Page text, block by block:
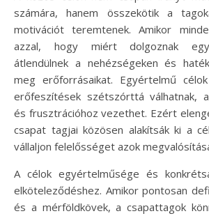
számára, hanem összekötik a
motivációt teremtenek. Amikor
azzal, hogy miért dolgoznak
átlendülnek a nehézségeken és
meg erőforrásaikat. Egyértelmű
erőfeszítések szétszórttá válhatnak,
és frusztrációhoz vezethet. Ezért
csapat tagjai közösen alakítsák ki a
vállaljon felelősséget azok
A célok egyértelműsége és
elköteleződéshez. Amikor pontosan
és a mérföldkövek, a csapattagok